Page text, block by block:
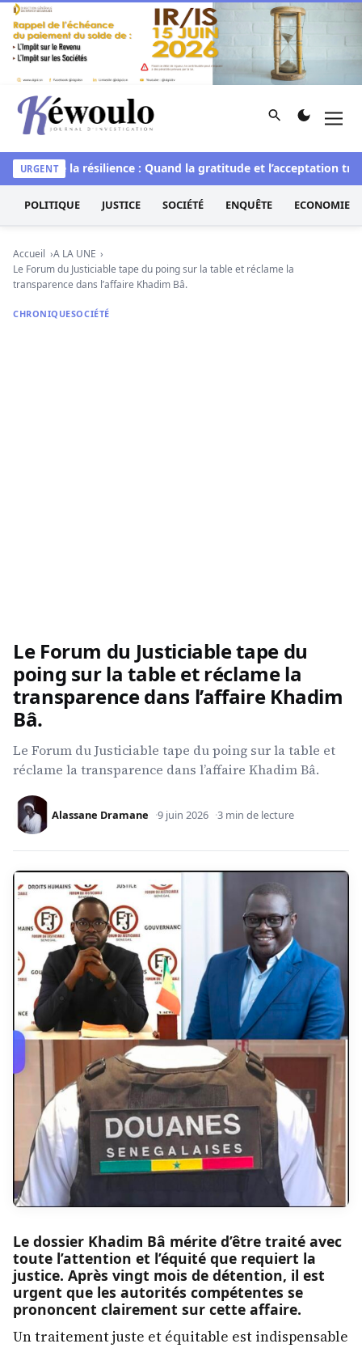
Aller au contenu
Kéwoulo, le premier site d'information et d'investigation
Rechercher
URGENT
de la résilience : Quand la gratitude et l’acceptation
POLITIQUE JUSTICE SOCIÉTÉ ENQUÊTE ECONOMIE
Accueil
A LA UNE
Le Forum du Justiciable tape du poing sur la table et réclame la
transparence dans l’affaire Khadim Bâ.
CHRONIQUESOCIÉTÉ
Le Forum du Justiciable tape du
poing sur la table et réclame la
transparence dans l’affaire Khadim
Bâ.
Le Forum du Justiciable tape du poing sur la table et
réclame la transparence dans l’affaire Khadim Bâ.
Alassane Dramane 9 juin 2026 3 min de lecture
Le dossier Khadim Bâ mérite d’être traité avec
toute l’attention et l’équité que requiert la
justice. Après vingt mois de détention, il est
urgent que les autorités compétentes se
prononcent clairement sur cette affaire.
Un traitement juste et équitable est indispensable